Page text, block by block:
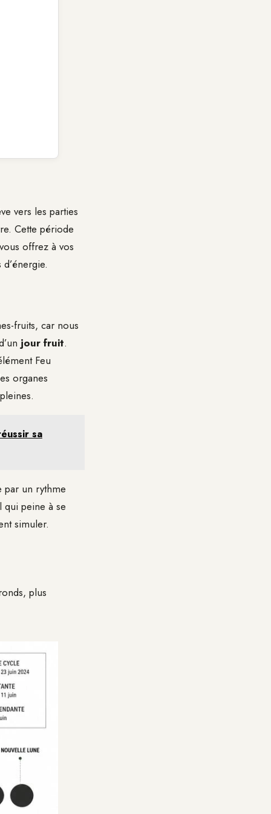
vers les parties
Cette période
offrez à vos
fruits, car nous
jour fruit.
Feu
organes
sa
par un rythme
peine à se
simuler.
plus